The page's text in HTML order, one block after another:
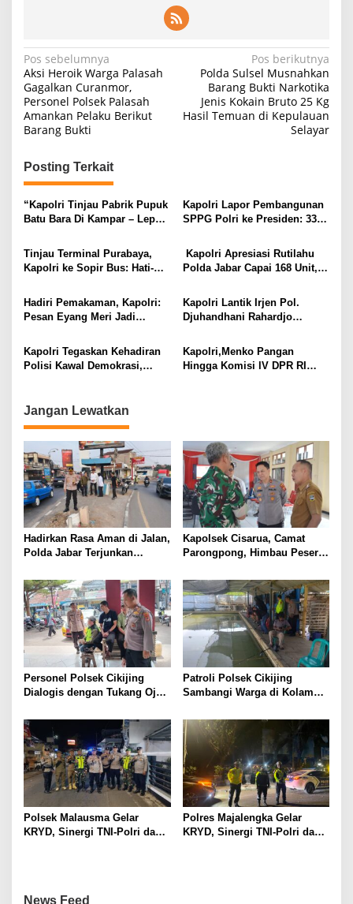
Navigasi
pos
Pos sebelumnya
Aksi Heroik Warga Palasah
Gagalkan Curanmor,
Personel Polsek Palasah
Amankan Pelaku Berikut
Barang Bukti
Pos berikutnya
Polda Sulsel Musnahkan
Barang Bukti Narkotika
Jenis Kokain Bruto 25 Kg
Hasil Temuan di Kepulauan
Selayar
Posting Terkait
“Kapolri Tinjau Pabrik Pupuk
Batu Bara Di Kampar – Lepas
Kelompok Tani Riau,
Kapolres Kampar Awasi
Keamanan”
Kapolri Lapor Pembangunan
SPPG Polri ke Presiden: 33
47 Pakai Energi Terbarukan
Tinjau Terminal Purabaya,
Kapolri ke Sopir Bus: Hati-
Pemudik
Kapolri Apresiasi Rutilahu
Polda Jabar Capai 168 Unit,
Rakyat
Hadiri Pemakaman, Kapolri:
Pesan Eyang Meri Jadi
Keluarga Besar Polri
Kapolri Lantik Irjen Pol.
Djuhandhani Rahardjo
Gantikan Irjen Pol. Rusdi
Hartono
Kapolri Tegaskan Kehadiran
Polisi Kawal Demokrasi,
Kapolri,Menko Pangan
Hingga Komisi lV DPR RI
Jangan Lewatkan
Hadirkan Rasa Aman di Jalan,
Polda Jabar Terjunkan
Titik Rawan
Kapolsek Cisarua, Camat
Parongpong, Himbau Peserta
Kelancaran HUT RI ke-81
Tahun 2026
Personel Polsek Cikijing
Dialogis dengan Tukang Ojek
Patroli Polsek Cikijing
Sambangi Warga di Kolam
Pesan Kamtibmas
Polsek Malausma Gelar
KRYD, Sinergi TNI-Polri dan
Polres Majalengka Gelar
KRYD, Sinergi TNI-Polri dan
News Feed